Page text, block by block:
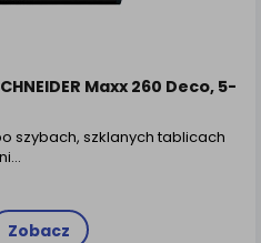
Maxx 260 Deco, 5-
szybach, szklanych tablicach
Zobacz
email lub wyświetlenie
dobrowolna i można ją w